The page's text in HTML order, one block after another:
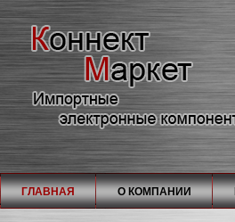
ГЛАВНАЯ О КОМПАНИИ